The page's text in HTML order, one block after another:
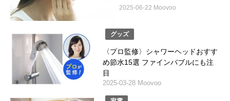
2025-06-22 Moovoo
グッズ
〈プロ監修〉シャワーヘッドおすす
め節水15選 ファインバブルにも注
目
2025-03-28 Moovoo